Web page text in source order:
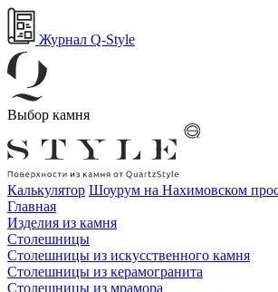
Журнал Q-Style
Выбор камня
Калькулятор Шоурум на Нахимовском
Главная
Изделия из камня
Столешницы
Столешницы из искусственного камня
Столешницы из керамогранита
Столешницы из мрамора